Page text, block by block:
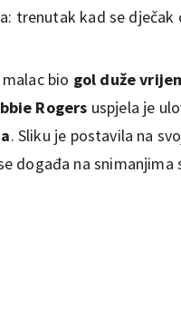
trenutak kad se dječak
bio gol duže
Rogers uspjela je
. Sliku je postavila na
događa na